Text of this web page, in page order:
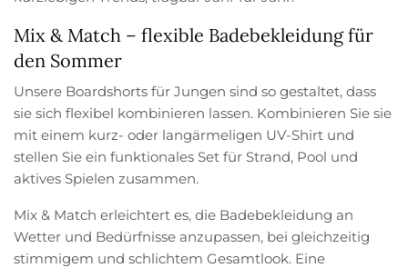
Mix & Match – flexible Badebekleidung für
den Sommer
Unsere Boardshorts für Jungen sind so gestaltet, dass
sie sich flexibel kombinieren lassen. Kombinieren Sie sie
mit einem kurz- oder langärmeligen UV-Shirt und
stellen Sie ein funktionales Set für Strand, Pool und
aktives Spielen zusammen.
Mix & Match erleichtert es, die Badebekleidung an
Wetter und Bedürfnisse anzupassen, bei gleichzeitig
stimmigem und schlichtem Gesamtlook. Eine